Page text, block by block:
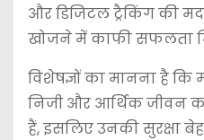
और डिजिटल ट्रैकिंग की
खोजने में काफी सफलता
विशेषज्ञों का मानना है
निजी और आर्थिक जीवन
हैं, इसलिए उनकी सुरक्षा